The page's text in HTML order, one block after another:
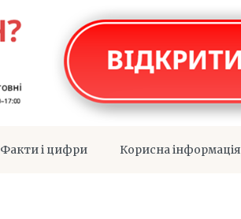
Факти і цифри Корисна інформація